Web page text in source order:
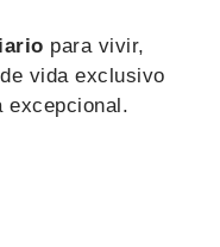
para vivir,
vida exclusivo
excepcional.